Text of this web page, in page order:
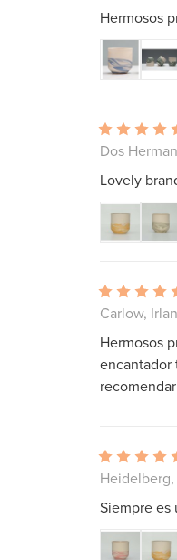
Hermosos
Dos
Lovely
Carlow,
Hermosos
encantador
Siempre es